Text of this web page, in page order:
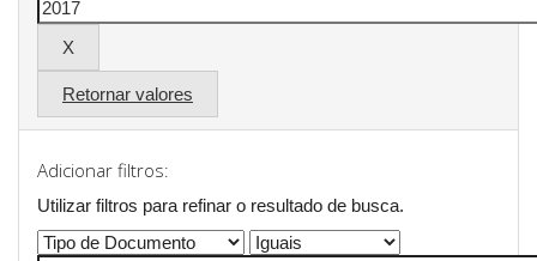
Retornar valores
Adicionar filtros:
Utilizar filtros para refinar o resultado de busca.